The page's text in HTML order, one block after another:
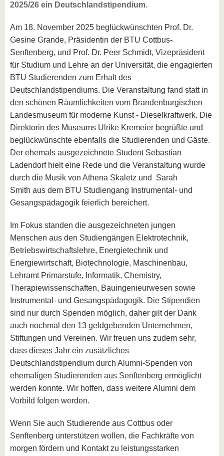
2025/26 ein Deutschlandstipendium.
Am 18. November 2025 beglückwünschten Prof. Dr.
Gesine Grande, Präsidentin der BTU Cottbus-
Senftenberg, und Prof. Dr. Peer Schmidt, Vizepräsident
für Studium und Lehre an der Universität, die engagierten
BTU Studierenden zum Erhalt des
Deutschlandstipendiums. Die Veranstaltung fand statt in
den schönen Räumlichkeiten vom Brandenburgischen
Landesmuseum für moderne Kunst - Dieselkraftwerk. Die
Direktorin des Museums Ulrike Kremeier begrüßte und
beglückwünschte ebenfalls die Studierenden und Gäste.
Der ehemals ausgezeichnete Student Sebastian
Ladendorf hielt eine Rede und die Veranstaltung wurde
durch die Musik von Athena Skaletz und Sarah
Smith aus dem BTU Studiengang Instrumental- und
Gesangspädagogik feierlich bereichert.
Im Fokus standen die ausgezeichneten jungen
Menschen aus den Studiengängen Elektrotechnik,
Betriebswirtschaftslehre, Energietechnik und
Energiewirtschaft, Biotechnologie, Maschinenbau,
Lehramt Primarstufe, Informatik, Chemistry,
Therapiewissenschaften, Bauingenieurwesen sowie
Instrumental- und Gesangspädagogik. Die Stipendien
sind nur durch Spenden möglich, daher gilt der Dank
auch nochmal den 13 geldgebenden Unternehmen,
Stiftungen und Vereinen. Wir freuen uns zudem sehr,
dass dieses Jahr ein zusätzliches
Deutschlandstipendium durch Alumni-Spenden von
ehemaligen Studierenden aus Senftenberg ermöglicht
werden konnte. Wir hoffen, dass weitere Alumni dem
Vorbild folgen werden.
Wenn Sie auch Studierende aus Cottbus oder
Senftenberg unterstützen wollen, die Fachkräfte von
morgen fördern und Kontakt zu leistungsstarken